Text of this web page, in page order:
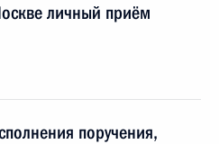
личный приём
поручения,